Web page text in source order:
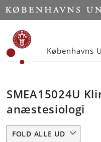
Københavns
SMEA15024U
anæstesiologi
FOLD ALLE UD